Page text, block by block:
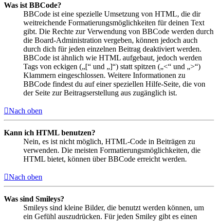
Was ist BBCode?
BBCode ist eine spezielle Umsetzung von HTML, die dir
weitreichende Formatierungsmöglichkeiten für deinen Text
gibt. Die Rechte zur Verwendung von BBCode werden durch
die Board-Administration vergeben, können jedoch auch
durch dich für jeden einzelnen Beitrag deaktiviert werden.
BBCode ist ähnlich wie HTML aufgebaut, jedoch werden
Tags von eckigen („[“ und „]“) statt spitzen („<“ und „>“)
Klammern eingeschlossen. Weitere Informationen zu
BBCode findest du auf einer speziellen Hilfe-Seite, die von
der Seite zur Beitragserstellung aus zugänglich ist.
Nach oben
Kann ich HTML benutzen?
Nein, es ist nicht möglich, HTML-Code in Beiträgen zu
verwenden. Die meisten Formatierungsmöglichkeiten, die
HTML bietet, können über BBCode erreicht werden.
Nach oben
Was sind Smileys?
Smileys sind kleine Bilder, die benutzt werden können, um
ein Gefühl auszudrücken. Für jeden Smiley gibt es einen